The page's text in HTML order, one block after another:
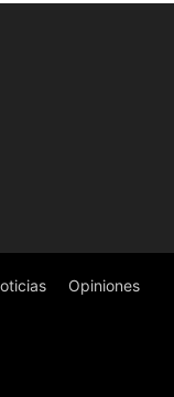
Opiniones